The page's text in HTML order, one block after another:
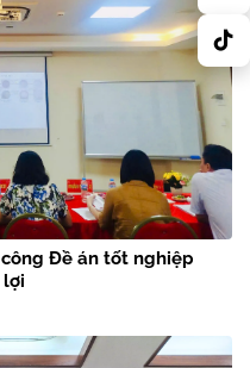
Đề án tốt nghiệp
lợi